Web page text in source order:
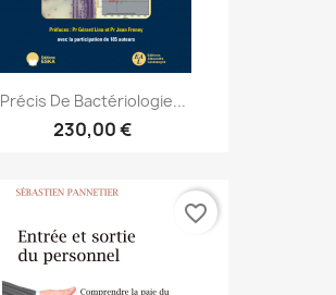
Précis De Bactériologie...
230,00 €
favorite_border